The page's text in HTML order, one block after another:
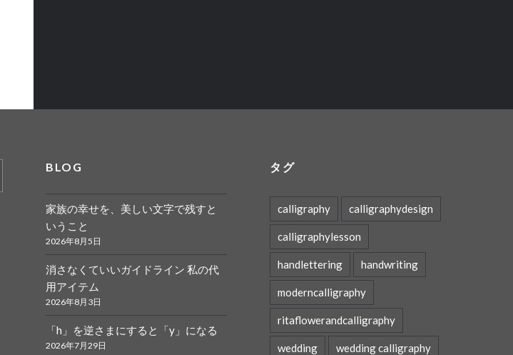
BLOG
家族の幸せを、美しい文字で残すと
いうこと
2026年8月5日
消さなくていいガイドライン 私の代
用アイテム
2026年8月3日
「h」を逆さまにすると「y」になる
2026年7月29日
タグ
calligraphy calligraphydesign
calligraphylesson
handlettering handwriting
moderncalligraphy
ritaflowerandcalligraphy
wedding wedding calligraphy